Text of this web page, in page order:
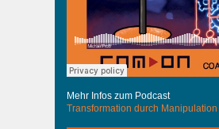
Mehr Infos zum Podcast
Transformation durch Manipulation